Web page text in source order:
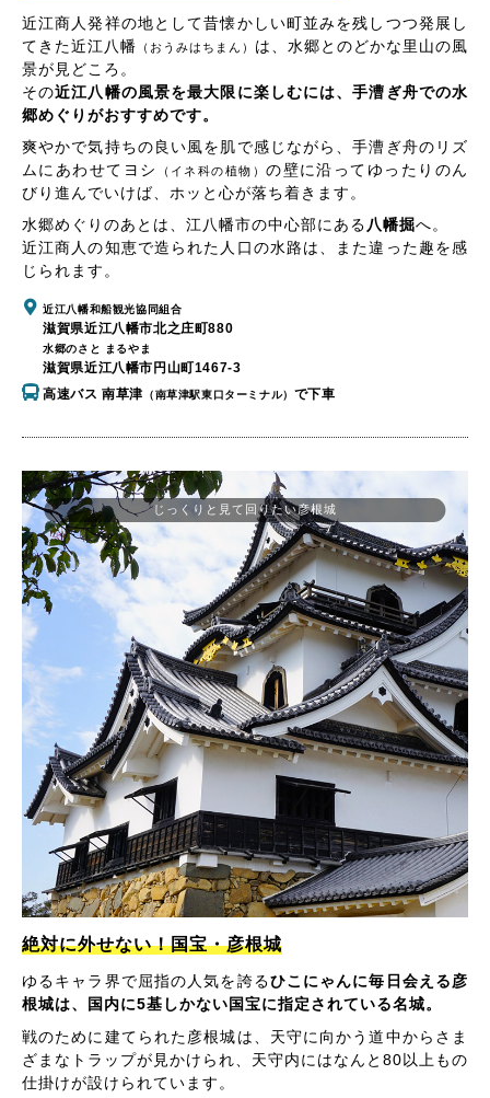
近江商人発祥の地として昔懐かしい町並みを残しつつ発展し
てきた近江八幡 （おうみはちまん） は、水郷とのどかな里山の風
景が見どころ。
その近江八幡の風景を最大限に楽しむには、手漕ぎ舟での水
郷めぐりがおすすめです。
爽やかで気持ちの良い風を肌で感じながら、手漕ぎ舟のリズ
ムにあわせてヨシ
（イネ科の植物）の壁に沿ってゆったりのん
びり進んでいけば、ホッと心が落ち着きます。
水郷めぐりのあとは、江八幡市の中心部にある八幡掘へ。
近江商人の知恵で造られた人口の水路は、また違った趣を感
じられます。
近江八幡和船観光協同組合
滋賀県近江八幡市北之庄町880
水郷のさと まるやま
滋賀県近江八幡市円山町1467-3
高速バス 南草津 （南草津駅東口ターミナル） で下車
じっくりと見て回りたい彦根城
絶対に外せない！国宝・彦根城
ゆるキャラ界で屈指の人気を誇るひこにゃんに毎日会える彦
根城は、国内に5基しかない国宝に指定されている名城。
戦のために建てられた彦根城は、天守に向かう道中からさま
ざまなトラップが見かけられ、天守内にはなんと80以上もの
仕掛けが設けられています。